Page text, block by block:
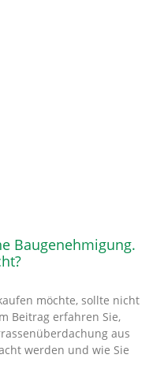
Baugenehmigung.
möchte, sollte nicht
Beitrag erfahren Sie,
aus
werden und wie Sie